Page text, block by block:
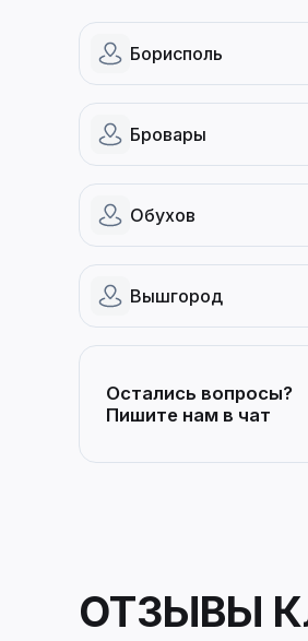
Борисполь
Бровары
Обухов
Вышгород
Остались вопросы?
Пишите нам в чат
ОТЗЫВЫ